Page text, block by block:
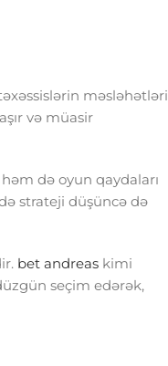
məsləhətləri
və müasir
də oyun qaydaları
strateji düşüncə də
bet andreas kimi
seçim edərək,